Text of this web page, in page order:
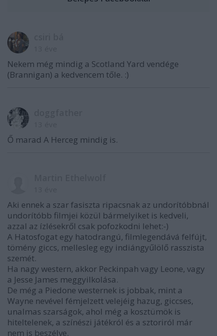
Nekem még mindig a Scotland Yard vendége
(Brannigan) a kedvencem tőle. :)
Ő marad A Herceg mindig is.
Aki ennek a szar fasiszta ripacsnak az undorítóbbnál
undorítóbb filmjei közül bármelyiket is kedveli,
azzal az ízlésekről csak pofozkodni lehet:-)
A Hatosfogat egy hatodrangú, filmlegendává felfújt,
tömény giccs, mellesleg egy indiángyűlölő rasszista
szemét.
Ha nagy western, akkor Peckinpah vagy Leone, vagy
a Jesse James meggyilkolása.
De még a Piedone westernek is jobbak, mint a
Wayne nevével fémjelzett velejéig hazug, giccses,
unalmas szarságok, ahol még a kosztümök is
hiteltelenek, a színészi játékról és a sztoriról már
nem is beszélve.